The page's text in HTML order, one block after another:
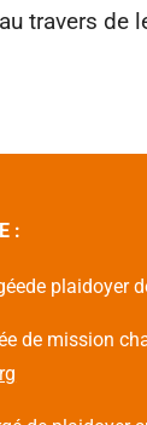
travers de
:
plaidoyer
de mission